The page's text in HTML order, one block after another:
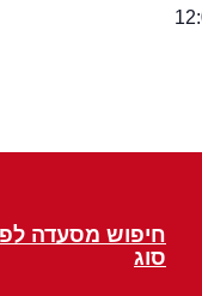
חיפוש מסעדה
סוג